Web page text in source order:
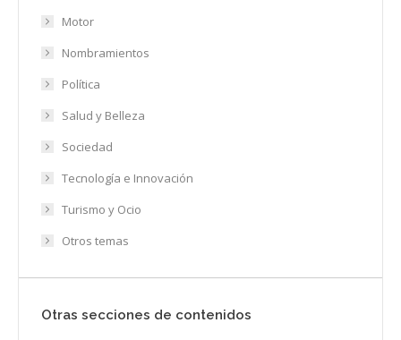
Motor
Nombramientos
Política
Salud y Belleza
Sociedad
Tecnología e Innovación
Turismo y Ocio
Otros temas
Otras secciones de contenidos